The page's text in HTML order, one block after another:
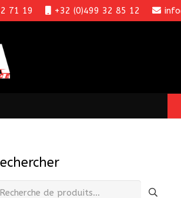
71 19 +32 (0)499 32 85 12